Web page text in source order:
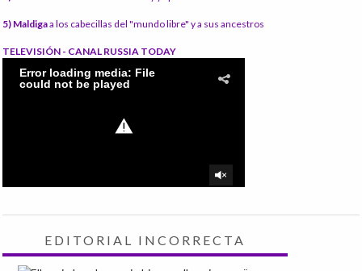
5) Maldigaa los cabecillas del "mundo libre" y a sus ancestros
TELEVISIÓN - CANAL RUSSIA TODAY
EDITORIAL INCORRECTA